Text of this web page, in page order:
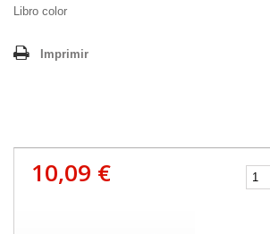
Libro color
Imprimir
10,09 €